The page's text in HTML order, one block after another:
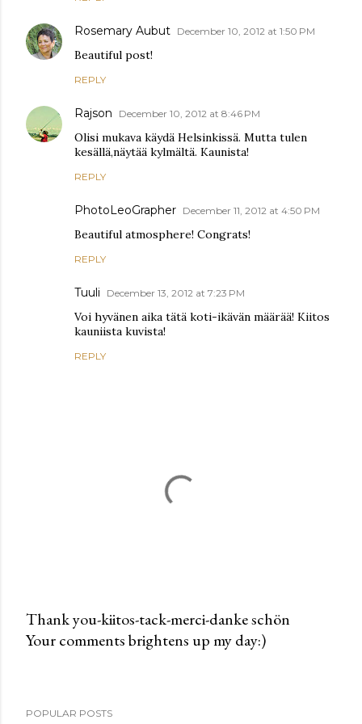
Rosemary Aubut December 10, 2012 at 1:50 PM
Beautiful post!
REPLY
Rajson December 10, 2012 at 8:46 PM
Olisi mukava käydä Helsinkissä. Mutta tulen
kesällä,näytää kylmältä. Kaunista!
REPLY
PhotoLeoGrapher December 11, 2012 at 4:50 PM
Beautiful atmosphere! Congrats!
REPLY
Tuuli December 13, 2012 at 7:23 PM
Voi hyvänen aika tätä koti-ikävän määrää! Kiitos
kauniista kuvista!
REPLY
P
Thank you-kiitos-tack-merci-danke schön
Your comments brightens up my day:)
POPULAR POSTS